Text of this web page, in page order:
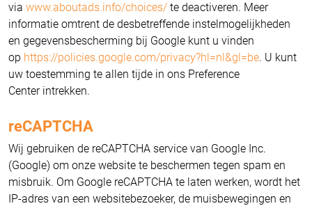
via www.aboutads.info/choices/ te deactiveren. Meer
informatie omtrent de desbetreffende instelmogelijkheden
en gegevensbescherming bij Google kunt u vinden
op https://policies.google.com/privacy?hl=nl&gl=be. U kunt
uw toestemming te allen tijde in ons Preference
Center intrekken.
reCAPTCHA
Wij gebruiken de reCAPTCHA service van Google Inc.
(Google) om onze website te beschermen tegen spam en
misbruik. Om Google reCAPTCHA te laten werken, wordt het
IP-adres van een websitebezoeker, de muisbewegingen en